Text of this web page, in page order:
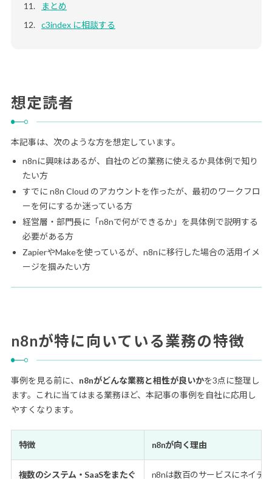
まとめ
c3index に相談する
想定読者
本記事は、次のような方を想定しています。
n8nに興味はあるが、自社のどの業務に使えるか具体例で知り
たい方
すでに n8n Cloud のアカウントを作ったが、最初のワークフロ
ーを何にするか迷っている方
経営層・部門長に「n8nで何ができるか」を具体例で説明する
必要がある方
ZapierやMakeを使っているが、n8nに移行した場合の活用イメ
ージを掴みたい方
n8nが特に向いている業務の特徴
事例を見る前に、 n8nがどんな業務と相性が良いかを3点に整理し
ます。これに当てはまる業務ほど、本記事の事例を自社に応用し
やすくなります。
特徴 n8nが向く理由
複数のシステム・SaaSをまたぐ n8nは数百のサービスにネイテ